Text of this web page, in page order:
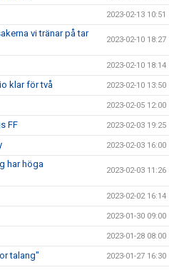
2023-02-13 10:51
vi tränar på tar
2023-02-10 18:27
2023-02-10 18:14
klar för två 2023-02-10 13:50
2023-02-05 12:00
FF 2023-02-03 19:25
2023-02-03 16:00
har höga
2023-02-03 11:26
2023-02-02 16:14
2023-01-30 09:00
2023-01-28 08:00
talang" 2023-01-27 16:30